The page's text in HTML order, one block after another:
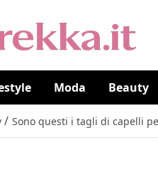
Moda Beauty
/ Sono questi i tagli di capelli